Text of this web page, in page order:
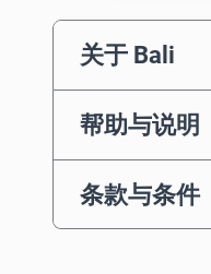
关于 Bali
帮助与说明
条款与条件